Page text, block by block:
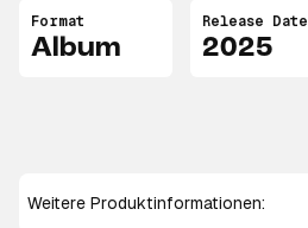
Format
Album
Release Date
2025
Weitere Produktinformationen: